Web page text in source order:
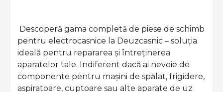
aspiratoare, cuptoare sau alte aparate de uz
casnic, găsești aici piese originale și compatibile,
testate pentru durabilitate și performanță.
Comandă rapid, cu livrare națională și
consultanță tehnică de specialitate. Păstrează-
ți electrocasnicele în stare perfectă de